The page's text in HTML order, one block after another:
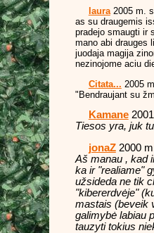
laura2005 m.
as su draugemis
pradejo smaugti ir
mano abi drauges
juodaja magija
nezinojome aciu
Citata... 2005
"Bendraujant su
Kamane2001
Tiesos yra, juk
jonaZ2000
Aš manau , kad
ka ir "realiame"
užsideda ne tik
"kibererdvėje"
mastais (beveik
galimybė labiau
tauzyti tokius